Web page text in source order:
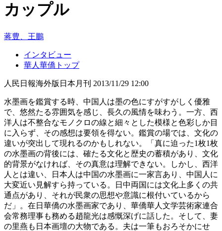
カップル
蒋豊、王鵬
インタビュー
華人華僑トップ
人民日報海外版日本月刊 2013/11/29 12:00
水墨画を鑑賞する時、中国人は墨の色にすがすがしく優雅
で、悠然たる雰囲気を感じ、長久の風情を味わう。一方、西
洋人は不整合なモノクロの線と細々とした模様と色彩しか目
に入らず、その感想は要領を得ない。鑑賞の場では、文化の
違いが突出して現れるのかもしれない。「真に迫った1枚1枚
の水墨画の背後には、確たる文化と歴史の蓄積があり、文化
的背景がなければ、その真意は理解できない。しかし、西洋
人とは違い、日本人は中国の水墨画に一家言あり、中国人に
大変近い見解すら持っている。日中両国には文化上多くの共
通点があり、それが民衆の思想や意識に根付いているから
だ」。在日華僑の水墨画家であり、華僑華人文学芸術家連合
会常務理事も務める趙龍光は感慨深げに話した。そして、妻
の里燕も日本画壇の大物である。夫は一筆もおろそかにせ